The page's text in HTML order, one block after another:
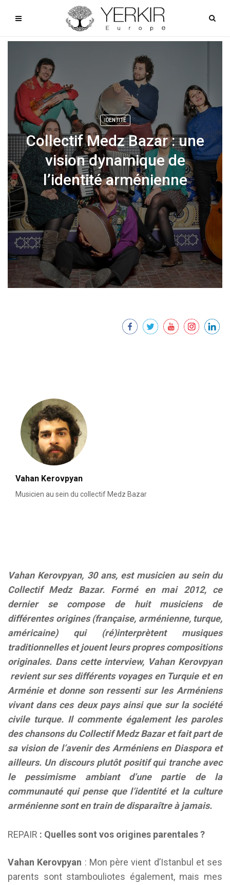
IDENTITÉ
Collectif Medz Bazar : une
vision dynamique de
l’identité arménienne
Vahan Kerovpyan
Musicien au sein du collectif Medz Bazar
Vahan Kerovpyan, 30 ans, est musicien au sein du
Collectif Medz Bazar. Formé en mai 2012, ce
dernier se compose de huit musiciens de
différentes origines (française, arménienne, turque,
américaine) qui (ré)interprètent musiques
traditionnelles et jouent leurs propres compositions
originales. Dans cette interview, Vahan Kerovpyan
revient sur ses différents voyages en Turquie et en
Arménie et donne son ressenti sur les Arméniens
vivant dans ces deux pays ainsi que sur la société
civile turque. Il commente également les paroles
des chansons du Collectif Medz Bazar et fait part de
sa vision de l’avenir des Arméniens en Diaspora et
ailleurs. Un discours plutôt positif qui tranche avec
le pessimisme ambiant d’une partie de la
communauté qui pense que l’identité et la culture
arménienne sont en train de disparaître à jamais.
REPAIR : Quelles sont vos origines parentales ?
Vahan Kerovpyan : Mon père vient d’Istanbul et ses
parents sont stambouliotes également, mais mes